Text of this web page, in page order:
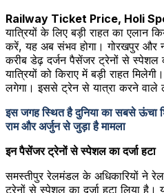
Railway Ticket Price, Holi
यात्रियों के लिए बड़ी राहत का एलान
करें, यह अब संभव होगा। गोरखपुर और
करीब डेढ़ दर्जन पैसेंजर ट्रेनों से स्पेशल
यात्रियों को किराए में बड़ी राहत
लगेगा। इससे ट्रेन से यात्रा करने वाले
इस जगह स्थित है दुनिया का सबसे ऊंचा
राम और अर्जुन से जुड़ा है मामला
इन पैसेंजर ट्रेनों से स्पेशल का दर्जा हटा
समस्तीपुर रेलमंडल के अधिकारियों ने
ट्रेनों से स्पेशल का दर्जा हटा लिया है।